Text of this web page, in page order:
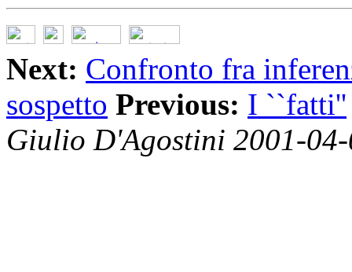
Next: Confronto fra
sospetto Previous: I ``fatti''
Giulio D'Agostini 2001-